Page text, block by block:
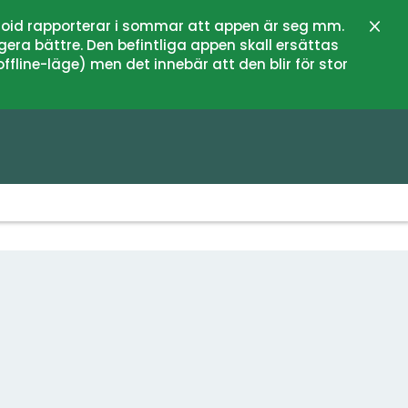
rapporterar i sommar att appen är seg mm.
bättre. Den befintliga appen skall ersättas
läge) men det innebär att den blir för stor